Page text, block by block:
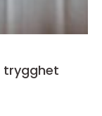
trygghet